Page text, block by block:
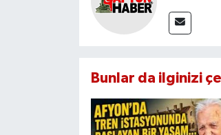
Bunlar da ilginizi